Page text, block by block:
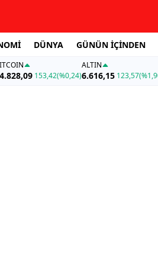
DÜNYA GÜNÜN İÇİNDEN
153,42(%0,24)
ALTIN
6.616,15 123,57